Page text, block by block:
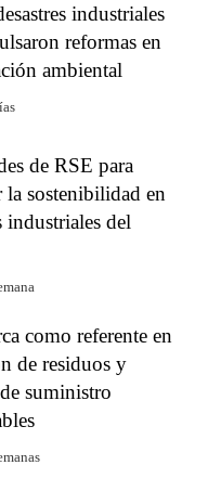
industriales
reformas en
ambiental
de RSE para
la sostenibilidad en
industriales del
como referente en
de residuos y
suministro